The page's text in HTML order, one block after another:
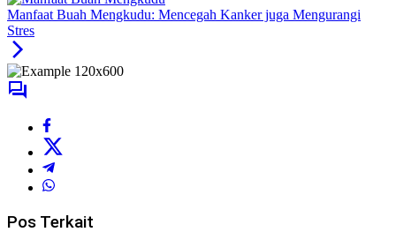
Manfaat Buah Mengkudu: Mencegah Kanker juga Mengurangi
Stres
Pos Terkait